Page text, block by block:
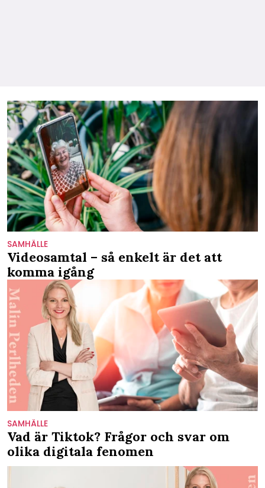
SAMHÄLLE
Videosamtal – så enkelt är det att
komma igång
SAMHÄLLE
Vad är Tiktok? Frågor och svar om
olika digitala fenomen